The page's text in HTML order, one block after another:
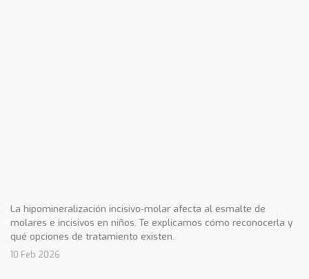
La hipomineralización incisivo-molar afecta al esmalte de
molares e incisivos en niños. Te explicamos cómo reconocerla y
qué opciones de tratamiento existen.
10 Feb 2026